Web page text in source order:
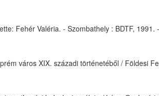
Fehér Valéria. - Szombathely : BDTF,
város XIX. századi történetéből / Földesi